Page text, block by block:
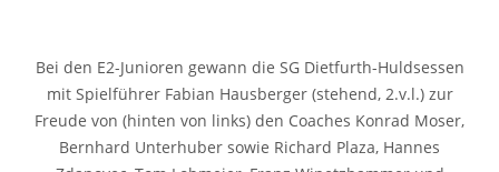
Bei den E2-Junioren gewann die SG Dietfurth-Huldsessen
mit Spielführer Fabian Hausberger (stehend, 2.v.l.) zur
Freude von (hinten von links) den Coaches Konrad Moser,
Bernhard Unterhuber sowie Richard Plaza, Hannes